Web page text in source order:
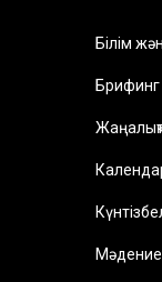
Білім
Брифинг